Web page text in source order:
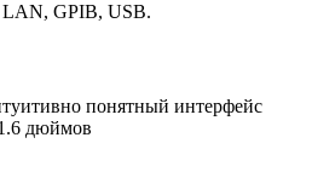
GPIB, USB.
понятный интерфейс
дюймов